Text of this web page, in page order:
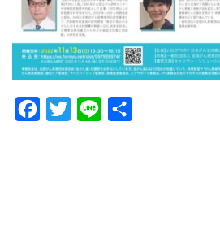
Facebook
Twitter Line